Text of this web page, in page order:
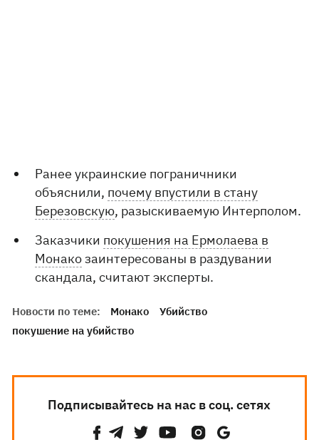
Ранее украинские пограничники
объяснили, почему впустили в стану
Березовскую, разыскиваемую Интерполом.
Заказчики покушения на Ермолаева в
Монакозаинтересованы в раздувании
скандала, считают эксперты.
Новости по теме: Монако
Убийство
покушение на убийство
Подписывайтесь на нас в соц. сетях